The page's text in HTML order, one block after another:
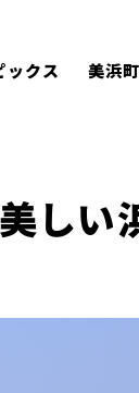
ックス 美浜
しい